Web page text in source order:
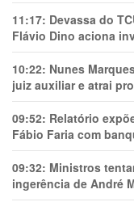
11:17: Devassa do
Flávio Dino aciona
10:22: Nunes
juiz auxiliar e atrai
09:52: Relatório
Fábio Faria com
09:32: Ministros
ingerência de André